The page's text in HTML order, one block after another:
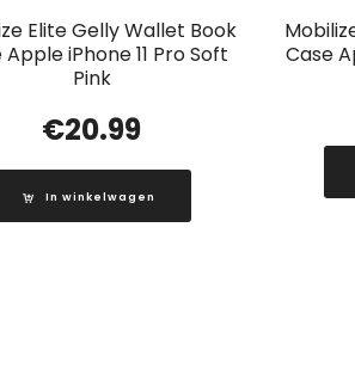
Elite Gelly Wallet Book
Apple iPhone 11 Pro Soft
Pink
€20.99
In winkelwagen
Case